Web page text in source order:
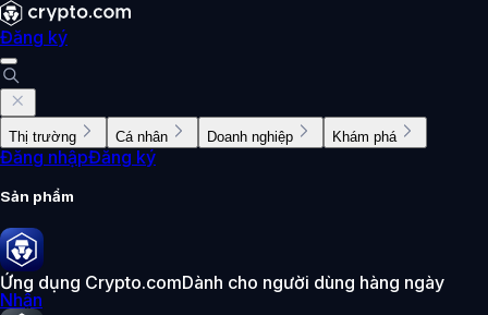
Đăng ký
Thị trường Cá nhân Doanh nghiệp Khám phá
Đăng nhậpĐăng ký
Sản phẩm
Ứng dụng Crypto.comDành cho người dùng hàng ngày
Nhận